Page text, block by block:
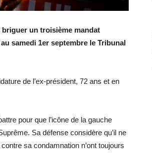
briguer un troisième mandat
samedi 1er septembre le Tribunal
de l’ex-président, 72 ans et en
pour que l’icône de la gauche
Sa défense considère qu’il ne
sa condamnation n’ont toujours